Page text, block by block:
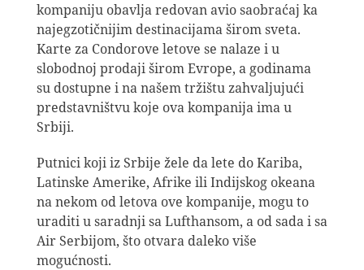
kompaniju obavlja redovan avio saobraćaj ka
najegzotičnijim destinacijama širom sveta.
Karte za Condorove letove se nalaze i u
slobodnoj prodaji širom Evrope, a godinama
su dostupne i na našem tržištu zahvaljujući
predstavništvu koje ova kompanija ima u
Srbiji.
Putnici koji iz Srbije žele da lete do Kariba,
Latinske Amerike, Afrike ili Indijskog okeana
na nekom od letova ove kompanije, mogu to
uraditi u saradnji sa Lufthansom, a od sada i sa
Air Serbijom, što otvara daleko više
mogućnosti.